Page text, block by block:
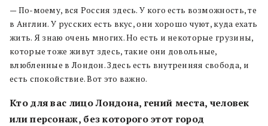
— По-моему, вся Россия здесь. У кого есть возможность, те
в Англии. У русских есть вкус, они хорошо чуют, куда ехать
жить. Я знаю очень многих. Но есть и некоторые грузины,
которые тоже живут здесь, такие они довольные,
влюбленные в Лондон. Здесь есть внутренняя свобода, и
есть спокойствие. Вот это важно.
Кто для вас лицо Лондона, гений места, человек
или персонаж, без которого этот город